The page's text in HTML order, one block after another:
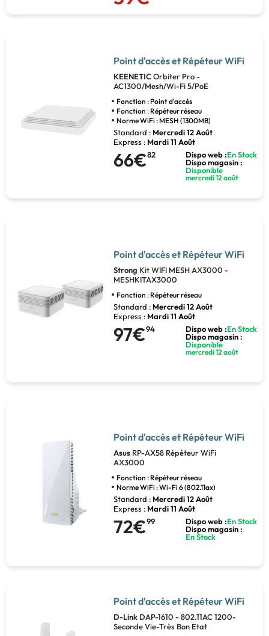
Point d'accès et Répéteur WiFi
KEENETICOrbiter Pro -
AC1300/Mesh/Wi-Fi 5/PoE
Fonction : Point d'accès
Fonction : Répéteur réseau
Norme WiFi : MESH (1300MB)
Standard : Mercredi 12 Août
Express : Mardi 11 Août
66€82 Dispo web :En Stock
Dispo magasin :
Disponible
mercredi 12 août
Point d'accès et Répéteur WiFi
Strong Kit WIFI MESH AX3000 -
MESHKITAX3000
Fonction : Répéteur réseau
Standard : Mercredi 12 Août
Express : Mardi 11 Août
97€94 Dispo web :En Stock
Dispo magasin :
Disponible
mercredi 12 août
Point d'accès et Répéteur WiFi
Asus RP-AX58 Répéteur WiFi
AX3000
Fonction : Répéteur réseau
Norme WiFi : Wi-Fi 6 (802.11ax)
Standard : Mercredi 12 Août
Express : Mardi 11 Août
72€99 Dispo web :En Stock
Dispo magasin :
En Stock
Point d'accès et Répéteur WiFi
D-Link DAP-1610 - 802.11AC 1200-
Seconde Vie-Très Bon Etat